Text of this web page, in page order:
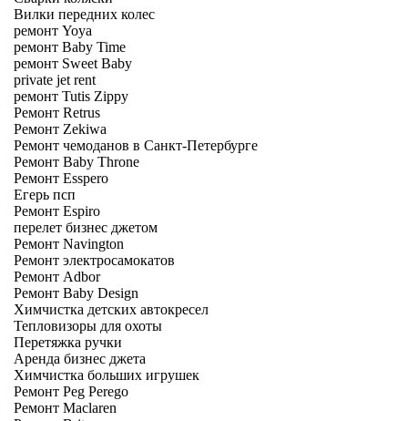
Вилки передних колес
ремонт Yoya
ремонт Baby Time
ремонт Sweet Baby
private jet rent
ремонт Tutis Zippy
Ремонт Retrus
Ремонт Zekiwa
Ремонт чемоданов в Санкт-Петербурге
Ремонт Baby Throne
Ремонт Esspero
Егерь псп
Ремонт Espiro
перелет бизнес джетом
Ремонт Navington
Ремонт электросамокатов
Ремонт Adbor
Ремонт Baby Design
Химчистка детских автокресел
Тепловизоры для охоты
Перетяжка ручки
Аренда бизнес джета
Химчистка больших игрушек
Ремонт Peg Perego
Ремонт Maclaren